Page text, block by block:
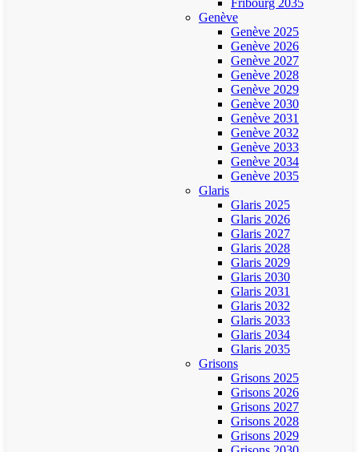
Fribourg 2035
Genève
Genève 2025
Genève 2026
Genève 2027
Genève 2028
Genève 2029
Genève 2030
Genève 2031
Genève 2032
Genève 2033
Genève 2034
Genève 2035
Glaris
Glaris 2025
Glaris 2026
Glaris 2027
Glaris 2028
Glaris 2029
Glaris 2030
Glaris 2031
Glaris 2032
Glaris 2033
Glaris 2034
Glaris 2035
Grisons
Grisons 2025
Grisons 2026
Grisons 2027
Grisons 2028
Grisons 2029